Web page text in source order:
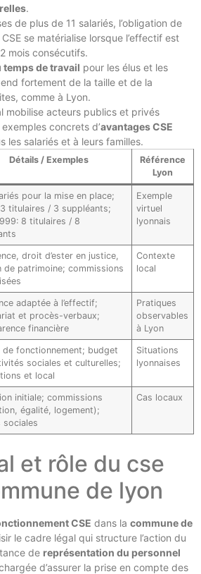
.
de plus de 11 salariés, l’obligation de
se matérialise lorsque l’effectif est
mois consécutifs.
de travail pour les élus et les
fortement de la taille et de la
comme à Lyon.
mobilise acteurs publics et privés
concrets d’avantages CSE
les salariés et à leurs familles.
Détails / Exemples
Référence
Lyon
pour la mise en place;
titulaires / 3 suppléants;
8 titulaires / 8
Exemple
virtuel
lyonnais
droit d’ester en justice,
de patrimoine; commissions
Contexte
local
adaptée à l’effectif;
et procès-verbaux;
financière
Pratiques
observables
à Lyon
de fonctionnement; budget
sociales et culturelles;
et local
Situations
lyonnaises
initiale; commissions
égalité, logement);
sociales
Cas locaux
et rôle du cse
de lyon
CSE dans la commune de
le cadre légal qui structure l’action du
de représentation du personnel
d’assurer la prise en compte des